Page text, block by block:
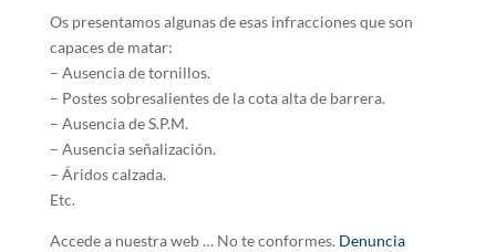
Os presentamos algunas de esas infracciones que son
capaces de matar:
– Ausencia de tornillos.
– Postes sobresalientes de la cota alta de barrera.
– Ausencia de S.P.M.
– Ausencia señalización.
– Áridos calzada.
Etc.
Accede a nuestra web … No te conformes. Denuncia